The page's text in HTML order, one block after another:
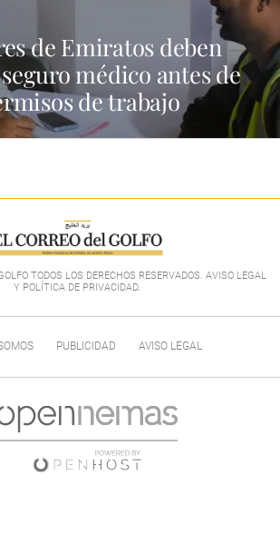
de Emiratos deben
médico antes de
de trabajo
TODOS LOS DERECHOS RESERVADOS. AVISO LEGAL
Y POLÍTICA DE PRIVACIDAD.
PUBLICIDAD AVISO LEGAL